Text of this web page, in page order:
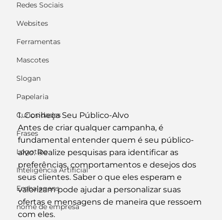
Redes Sociais
Websites
Ferramentas
Mascotes
Slogan
Papelaria
Curiosidades
Frases
Logotipo
Inteligência Artificial
Embalagens
nome de empresa
1. Conheça Seu Público-Alvo
Antes de criar qualquer campanha, é
fundamental entender quem é seu público-
alvo. Realize pesquisas para identificar as
preferências, comportamentos e desejos dos
seus clientes. Saber o que eles esperam e
valorizam pode ajudar a personalizar suas
ofertas e mensagens de maneira que ressoem
com eles.